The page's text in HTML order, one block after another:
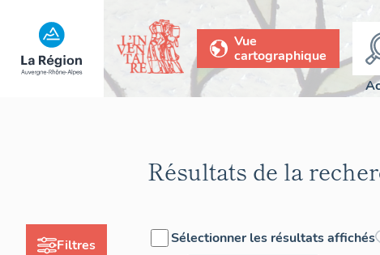
Vue
cartographique
Filtres
Résultats de la
Sélectionner les résultats affichés